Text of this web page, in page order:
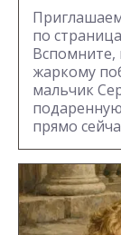
по
Вспомните,
жаркому
мальчик
прямо